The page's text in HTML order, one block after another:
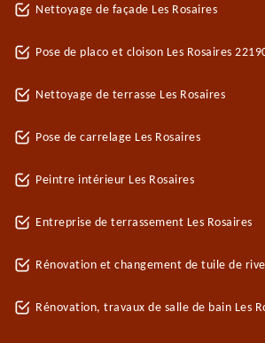
Nettoyage de façade Les Rosaires
Pose de placo et cloison Les Rosaires
Nettoyage de terrasse Les Rosaires
Pose de carrelage Les Rosaires
Peintre intérieur Les Rosaires
Entreprise de terrassement Les Rosaires
Rénovation et changement de tuile de rive
Rénovation, travaux de salle de bain Les